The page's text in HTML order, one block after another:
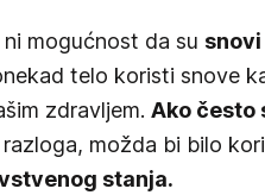
mogućnost da su
telo koristi snove
zdravljem. Ako često
možda bi bilo
stanja.